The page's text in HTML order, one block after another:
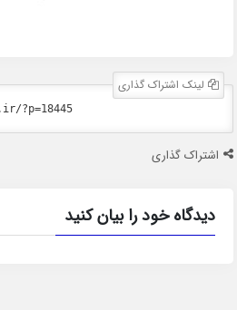
لینک اشتراک گذاری
اشتراک گذاری
دیدگاه خود را بیان کنید